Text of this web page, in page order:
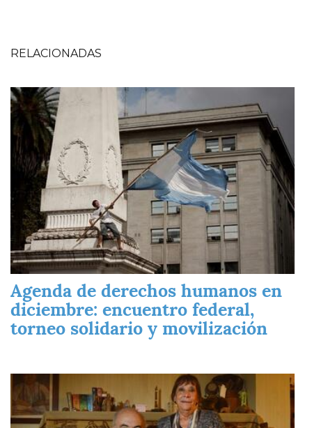
RELACIONADAS
Imagen
Agenda de derechos humanos en
diciembre: encuentro federal,
torneo solidario y movilización
Imagen